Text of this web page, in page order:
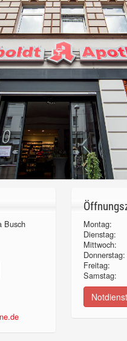
Busch
Montag:
Dienstag:
Mittwoch:
Freitag:
Samstag: